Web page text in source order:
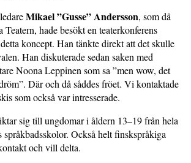
Mikael ”Gusse” Andersson, som då
Teatern, hade besökt en teaterkonferens
koncept. Han tänkte direkt att det skulle
Han diskuterade sedan saken med
Noona Leppinen som sa ”men wow, det
Där och då såddes fröet. Vi kontaktade
som också var intresserade.
sig till ungdomar i åldern 13–19 från hela
Också helt finskspråkiga
och vill delta.